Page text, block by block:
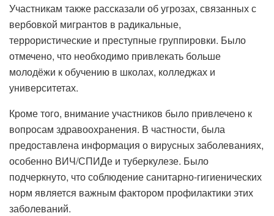
Участникам также рассказали об угрозах, связанных с
вербовкой мигрантов в радикальные,
террористические и преступные группировки. Было
отмечено, что необходимо привлекать больше
молодёжи к обучению в школах, колледжах и
университетах.
Кроме того, внимание участников было привлечено к
вопросам здравоохранения. В частности, была
предоставлена ​​информация о вирусных заболеваниях,
особенно ВИЧ/СПИДе и туберкулезе. Было
подчеркнуто, что соблюдение санитарно-гигиенических
норм является важным фактором профилактики этих
заболеваний.